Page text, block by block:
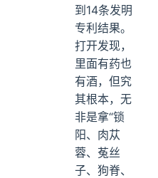
到14条发明
专利结果。
打开发现，
里面有药也
有酒，但究
其根本，无
非是拿“锁
阳、肉苁
蓉、菟丝
子、狗脊、